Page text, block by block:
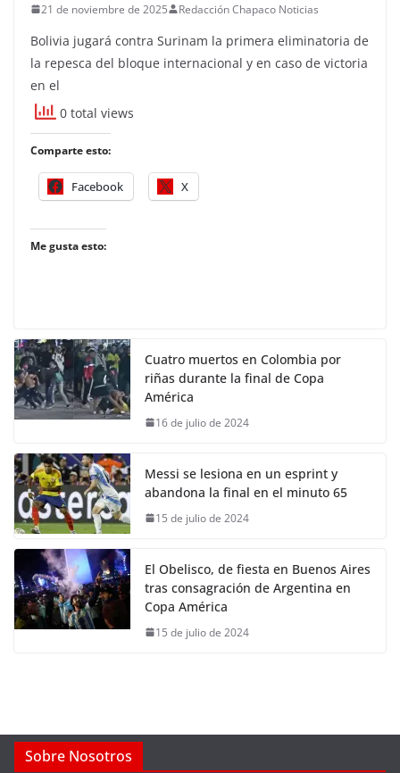
21 de noviembre de 2025 Redacción Chapaco Noticias
Bolivia jugará contra Surinam la primera eliminatoria de
la repesca del bloque internacional y en caso de victoria
en el
0 total views
Comparte esto:
Facebook X
Me gusta esto:
Cuatro muertos en Colombia por
riñas durante la final de Copa
América
16 de julio de 2024
Messi se lesiona en un esprint y
abandona la final en el minuto 65
15 de julio de 2024
El Obelisco, de fiesta en Buenos Aires
tras consagración de Argentina en
Copa América
15 de julio de 2024
Sobre Nosotros